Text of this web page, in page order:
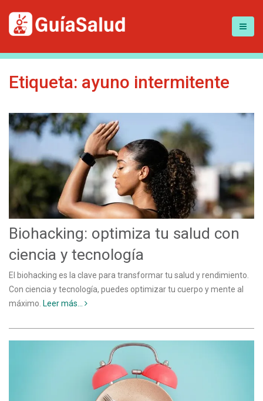
Etiqueta: ayuno intermitente
Biohacking: optimiza tu salud con
ciencia y tecnología
El biohacking es la clave para transformar tu salud y rendimiento.
Con ciencia y tecnología, puedes optimizar tu cuerpo y mente al
máximo. Leer más...